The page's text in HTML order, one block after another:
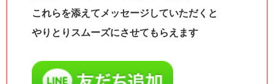
これらを添えてメッセージしていただくと
やりとりスムーズにさせてもらえます